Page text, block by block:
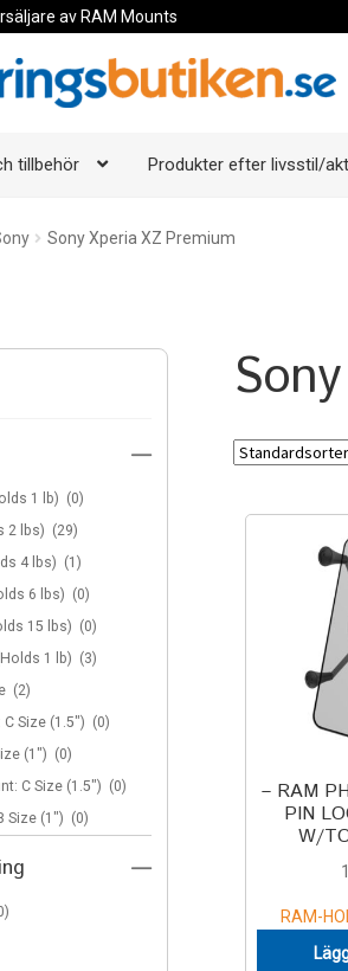
av RAM Mounts
tillbehör Produkter efter livsstil/
Sony Xperia XZ Premium
– RAM
PIN
W/
RAM-
—
1 lb) (0)
2 lbs) (29)
4 lbs) (1)
6 lbs) (0)
15 lbs) (0)
1 lb) (3)
(2)
Size (1.5") (0)
(1") (0)
C Size (1.5") (0)
Size (1") (0)
—